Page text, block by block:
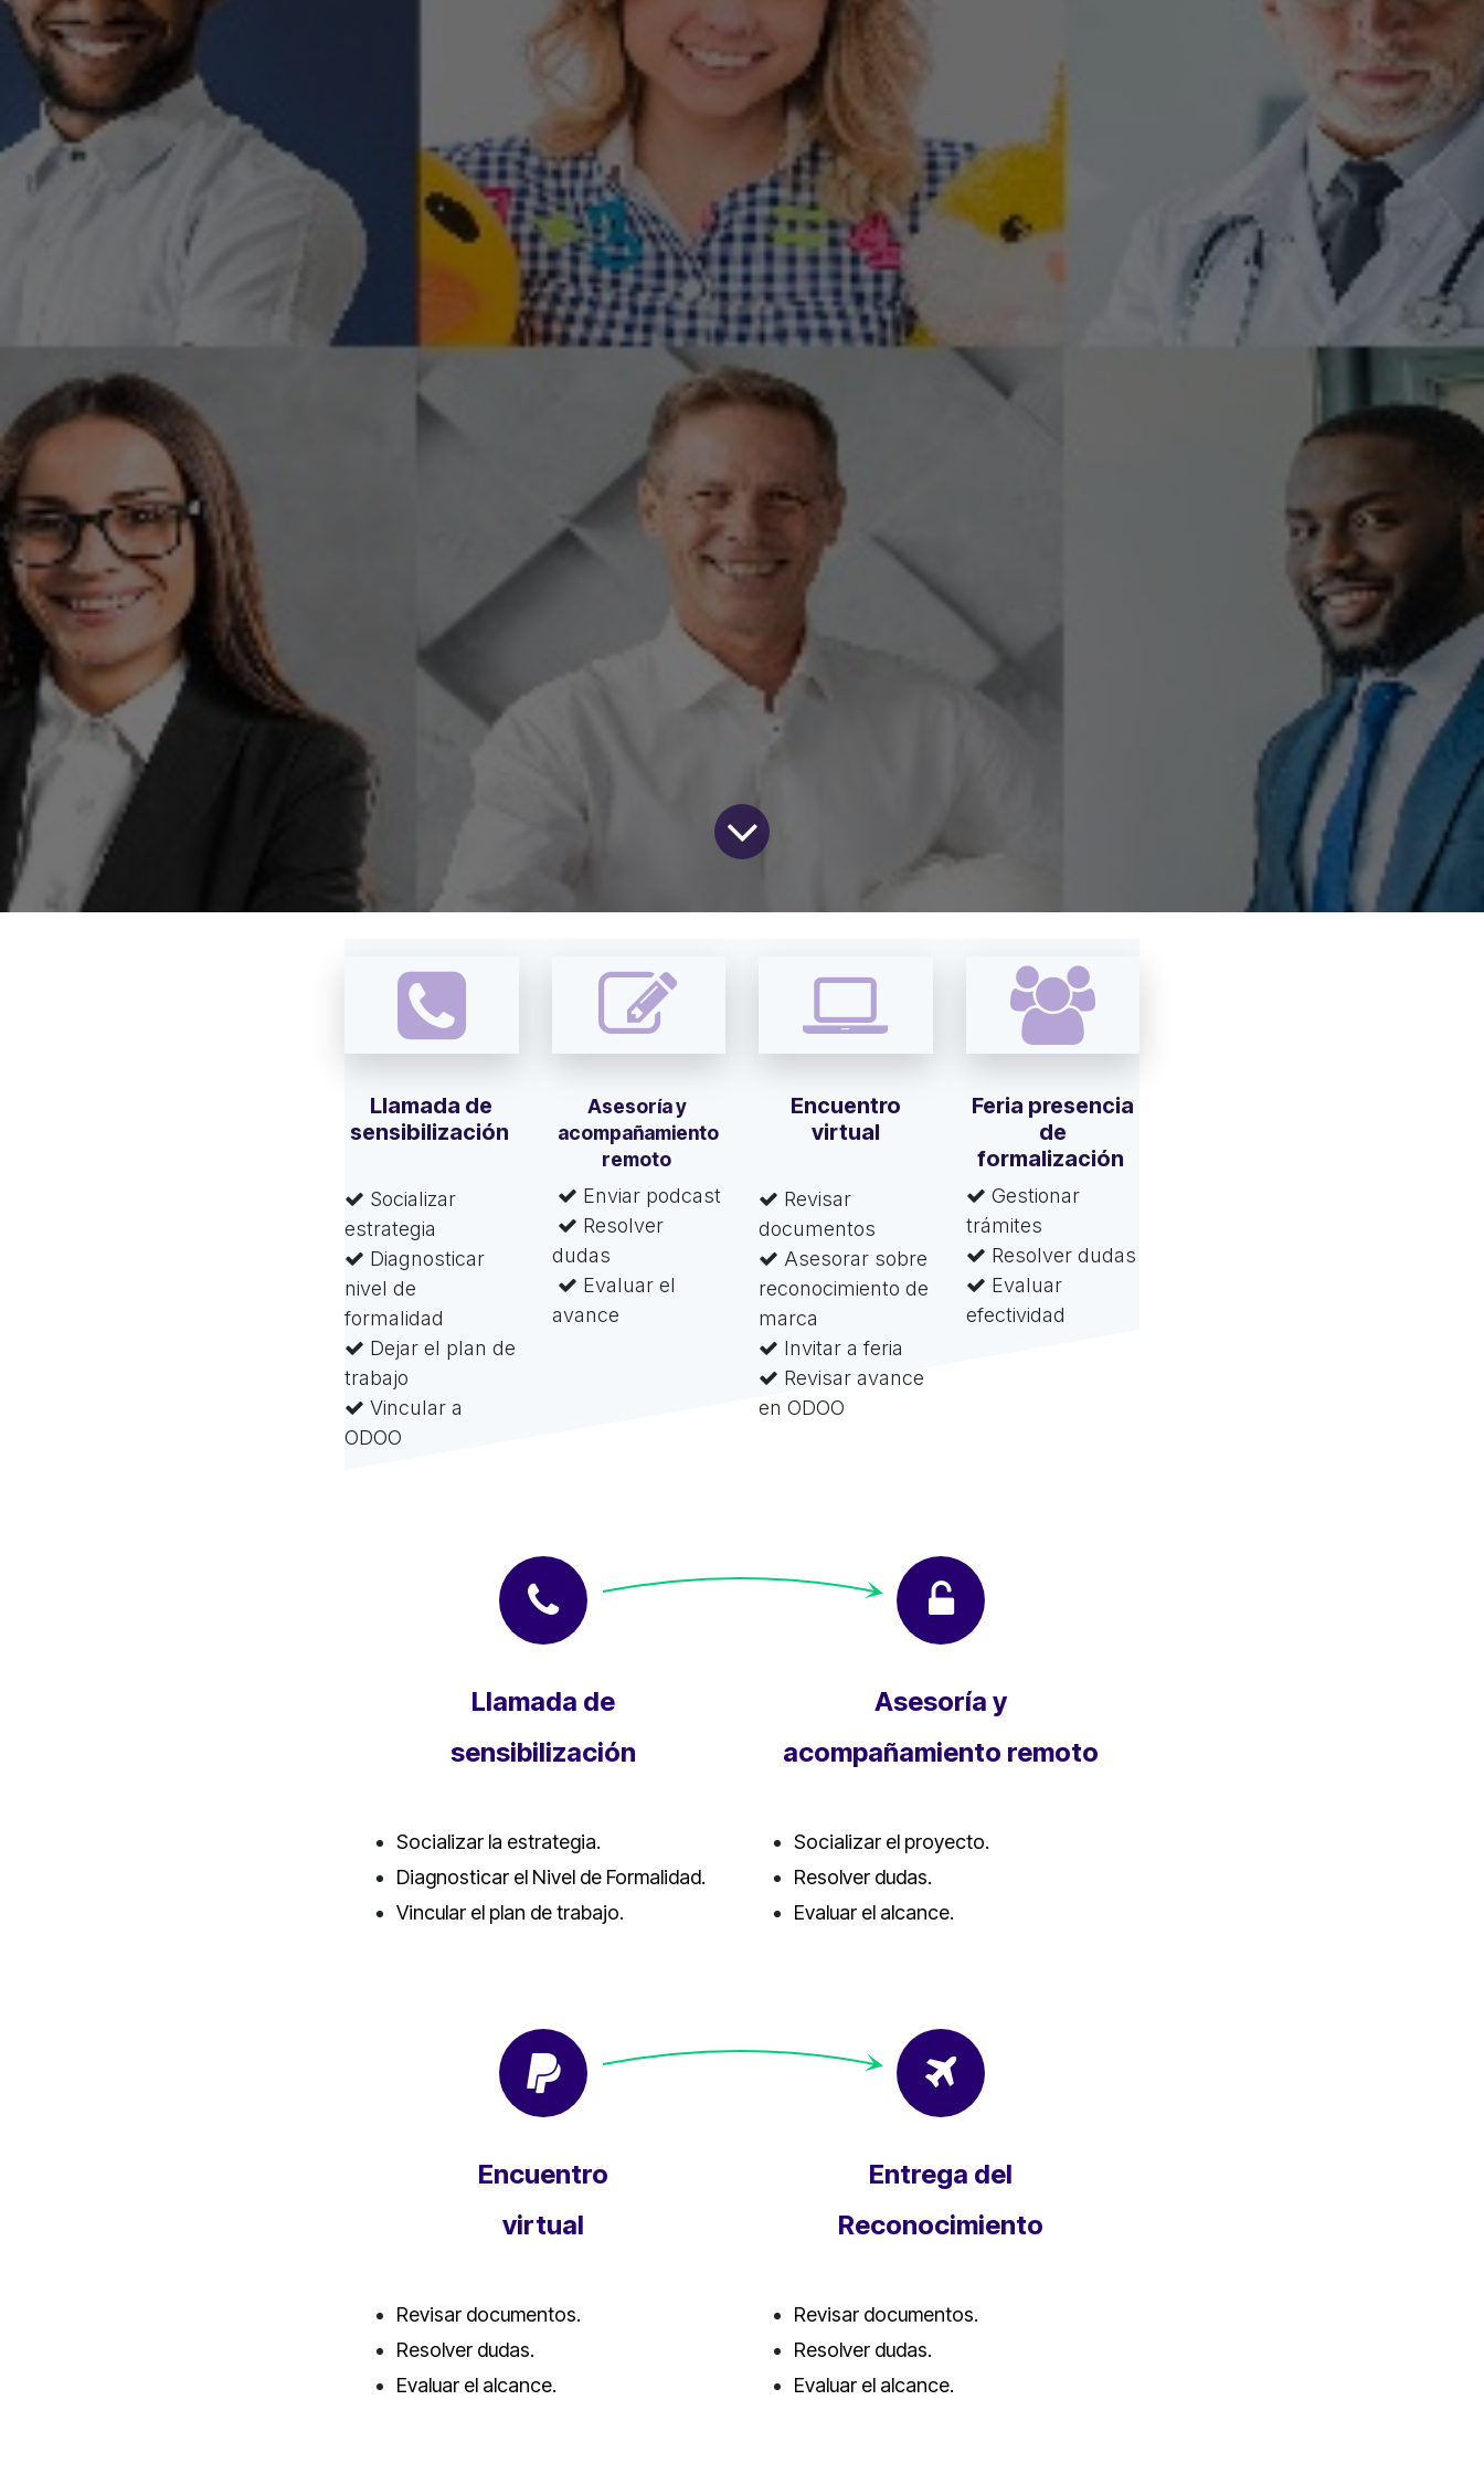
Llamada de
sensibilización
Socializar
estrategia
Diagnosticar
nivel de
formalidad
Dejar el plan de
trabajo
Vincular a
ODOO
Asesoría y
acompañamiento
remoto
Enviar podcast
Resolver
dudas
Evaluar el
avance
Encuentro
virtual
Revisar
documentos
Asesorar sobre
reconocimiento de
marca
Invitar a feria
Revisar avance
en ODOO
Feria presencia
de
formalización
Gestionar
trámites
Resolver dudas
Evaluar
efectividad
Llamada de
sensibilización
Socializar la estrategia.
Diagnosticar el Nivel de Formalidad.
Vincular el plan de trabajo.
Asesoría y
acompañamiento remoto
Socializar el proyecto.
Resolver dudas.
Evaluar el alcance.
Encuentro
virtual
Revisar documentos.
Resolver dudas.
Evaluar el alcance.
Entrega del
Reconocimiento
Revisar documentos.
Resolver dudas.
Evaluar el alcance.